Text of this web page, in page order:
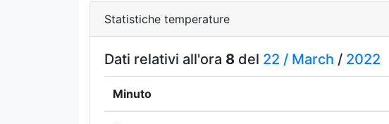
Statistiche temperature
Dati relativi all'ora 8del 22 / March / 2022
Minuto